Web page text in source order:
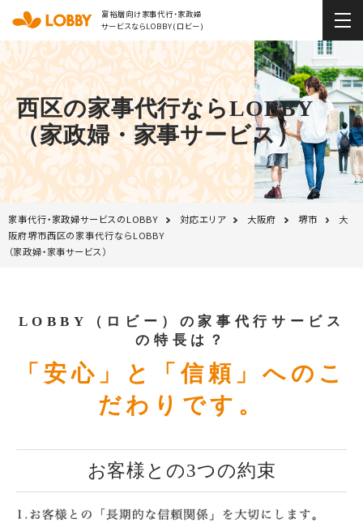
富裕層向け家事代行・家政婦
サービスならLOBBY(ロビー)
西区の家事代行ならLOBBY
（家政婦・家事サービス）
家事代行・家政婦サービスのLOBBY 対応エリア 大阪府 堺市
大
阪府堺市西区の家事代行ならLOBBY
（家政婦・家事サービス）
LOBBY（ロビー）の家事代行サービス
の特長は？
「安心」と「信頼」へのこ
だわりです。
お客様との3つの約束